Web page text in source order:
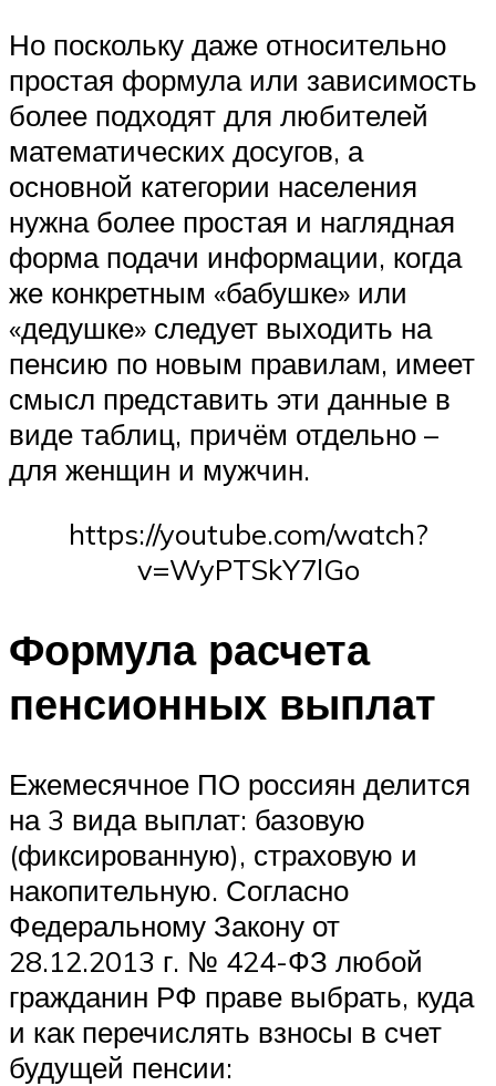
Но поскольку даже относительно
простая формула или зависимость
более подходят для любителей
математических досугов, а
основной категории населения
нужна более простая и наглядная
форма подачи информации, когда
же конкретным «бабушке» или
«дедушке» следует выходить на
пенсию по новым правилам, имеет
смысл представить эти данные в
виде таблиц, причём отдельно –
для женщин и мужчин.
https://youtube.com/watch?
v=WyPTSkY7lGo
Формула расчета
пенсионных выплат
Ежемесячное ПО россиян делится
на 3 вида выплат: базовую
(фиксированную), страховую и
накопительную. Согласно
Федеральному Закону от
28.12.2013 г. № 424-ФЗ любой
гражданин РФ праве выбрать, куда
и как перечислять взносы в счет
будущей пенсии: